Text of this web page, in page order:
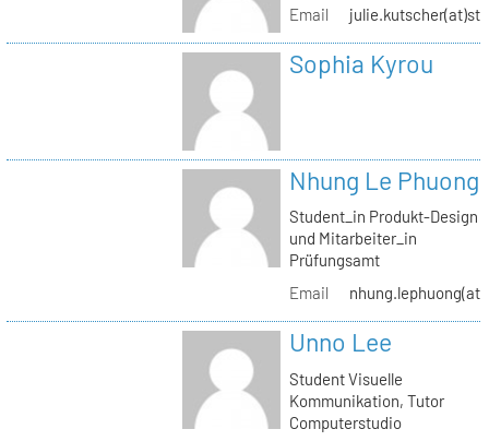
Email
Sophia Kyrou
Nhung Le Phuong
Student_in Produkt-Design
und Mitarbeiter_in
Prüfungsamt
Email
Unno Lee
Student Visuelle
Kommunikation, Tutor
Computerstudio